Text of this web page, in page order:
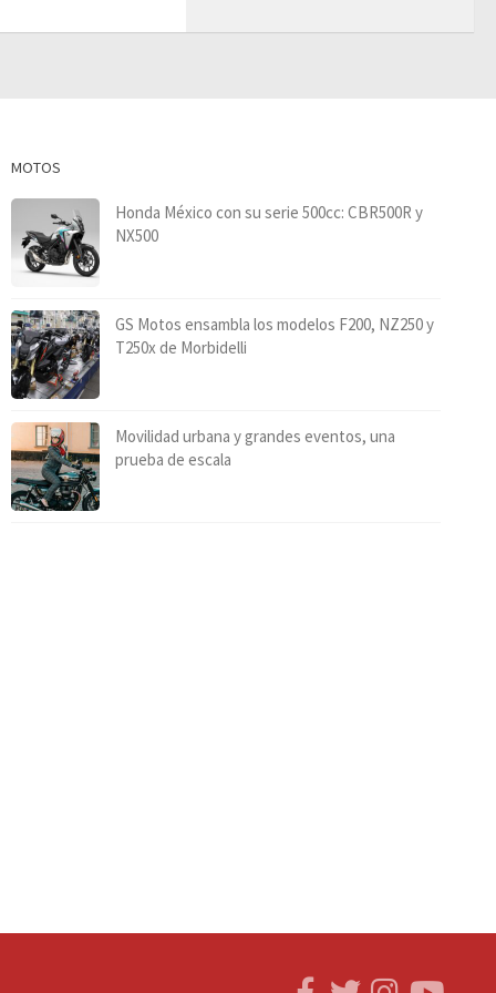
MOTOS
Honda México con su serie 500cc: CBR500R y
NX500
GS Motos ensambla los modelos F200, NZ250 y
T250x de Morbidelli
Movilidad urbana y grandes eventos, una
prueba de escala